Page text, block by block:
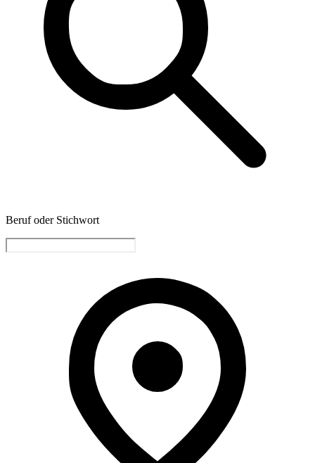
Beruf oder Stichwort